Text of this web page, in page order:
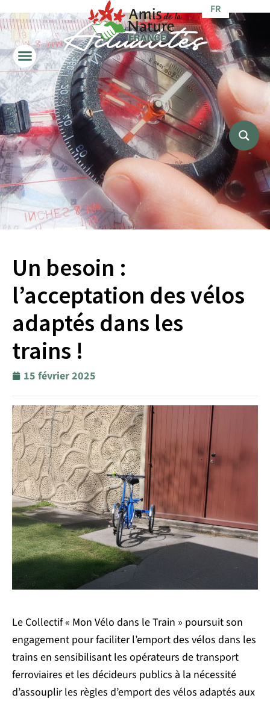
FR
Actualités
Un besoin :
l’acceptation des vélos
adaptés dans les
trains !
15 février 2025
Le Collectif « Mon Vélo dans le Train » poursuit son
engagement pour faciliter l’emport des vélos dans les
trains en sensibilisant les opérateurs de transport
ferroviaires et les décideurs publics à la nécessité
d’assouplir les règles d’emport des vélos adaptés aux